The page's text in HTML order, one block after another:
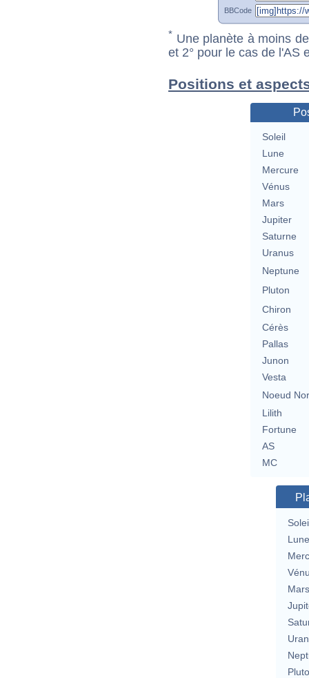
BBCode
* Une planète à moins
et 2° pour le cas de l'AS
Positions et
Soleil
Lune
Mercure
Vénus
Mars
Jupiter
Saturne
Uranus
Neptune
Pluton
Chiron
Cérès
Pallas
Junon
Vesta
Noeud
Lilith
Fortune
AS
MC
Lune
Mars